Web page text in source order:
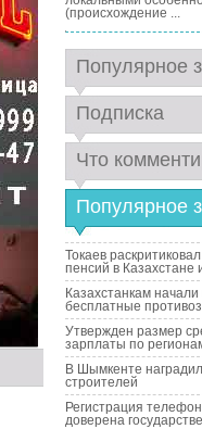
(происхождение ...
Популярное
Подписка
Что
Популярное
Токаев
пенсий в Казахстане
Казахстанкам
бесплатные
Утвержден размер
зарплаты по
В Шымкенте
строителей
Регистрация
доверена